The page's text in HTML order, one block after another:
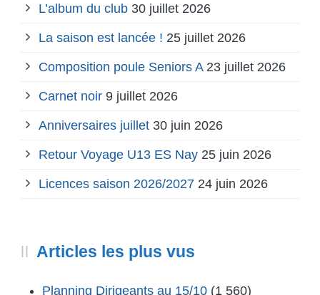
L’album du club 30 juillet 2026
La saison est lancée ! 25 juillet 2026
Composition poule Seniors A 23 juillet 2026
Carnet noir 9 juillet 2026
Anniversaires juillet 30 juin 2026
Retour Voyage U13 ES Nay 25 juin 2026
Licences saison 2026/2027 24 juin 2026
Articles les plus vus
Planning Dirigeants au 15/10 (1 560)